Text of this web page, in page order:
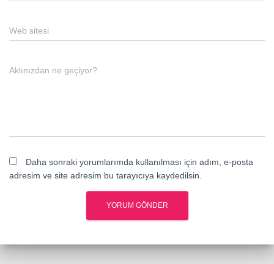
Web sitesi
Aklınızdan ne geçiyor?
Daha sonraki yorumlarımda kullanılması için adım, e-posta
adresim ve site adresim bu tarayıcıya kaydedilsin.